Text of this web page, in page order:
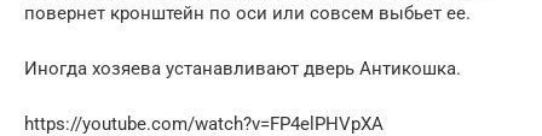
повернет кронштейн по оси или совсем выбьет ее.
Иногда хозяева устанавливают дверь Антикошка.
https://youtube.com/watch?v=FP4elPHVpXA